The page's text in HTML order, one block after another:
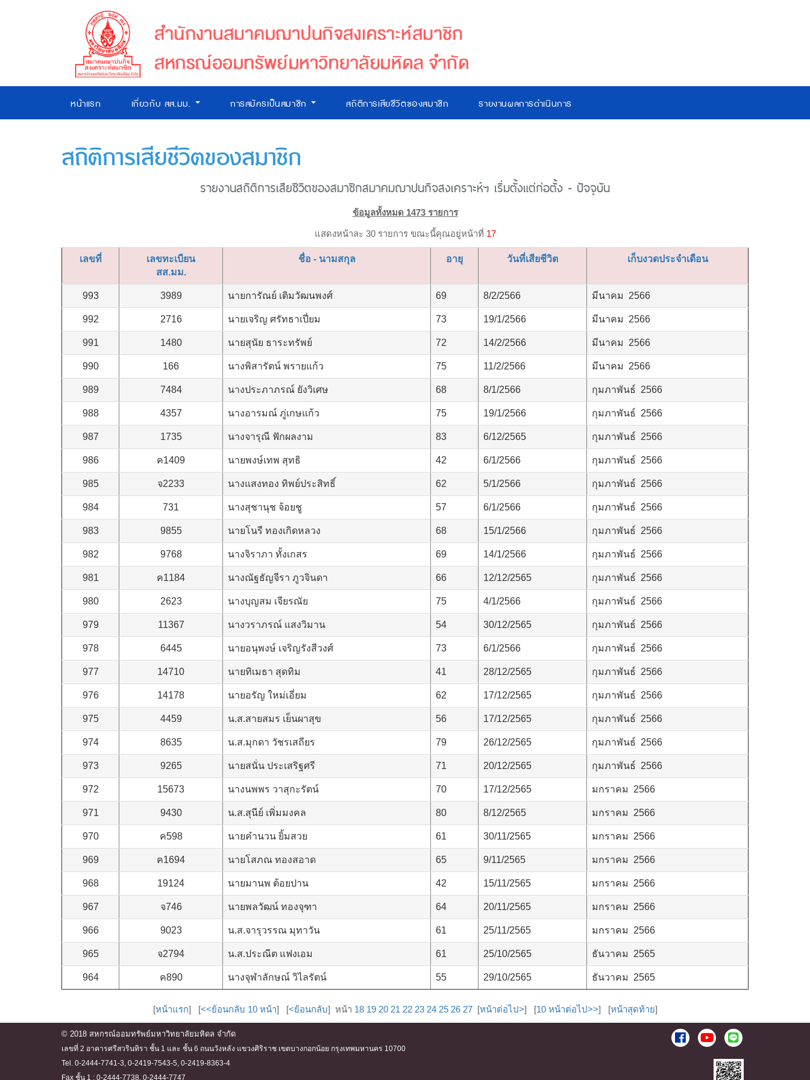
หน้าแรก เกี่ยวกับ สส.มม. การสมัครเป็นสมาชิก สถิติการเสียชีวิตของสมาชิก รายงานผลการดำเนินการ
สถิติการเสียชีวิตของสมาชิก
รายงานสถิติการเสียชีวิตของสมาชิกสมาคมฌาปนกิจสงเคราะห์ฯ เริ่มตั้งแต่ก่อตั้ง - ปัจจุบัน
ข้อมูลทั้งหมด 1473 รายการ
แสดงหน้าละ 30 รายการ ขณะนี้คุณอยู่หน้าที่ 17
เลขที่
เลขทะเบียน
สส.มม.
ชื่อ - นามสกุล อายุ วันที่เสียชีวิต เก็บงวดประจำเดือน
993 3989 นายการัณย์ เติมวัฒนพงศ์ 69 8/2/2566 มีนาคม 2566
992 2716 นายเจริญ ศรัทธาเปี่ยม 73 19/1/2566 มีนาคม 2566
991 1480 นายสุนัย ธาระทรัพย์ 72 14/2/2566 มีนาคม 2566
990 166 นางพิสารัตน์ พรายแก้ว 75 11/2/2566 มีนาคม 2566
989 7484 นางประภาภรณ์ ยังวิเศษ 68 8/1/2566 กุมภาพันธ์ 2566
988 4357 นางอารมณ์ ภู่เกษแก้ว 75 19/1/2566 กุมภาพันธ์ 2566
987 1735 นางจารุณี ฟักผลงาม 83 6/12/2565 กุมภาพันธ์ 2566
986 ค1409 นายพงษ์เทพ สุทธิ 42 6/1/2566 กุมภาพันธ์ 2566
985 จ2233 นางแสงทอง ทิพย์ประสิทธิ์ 62 5/1/2566 กุมภาพันธ์ 2566
984 731 นางสุชานุช จ้อยชู 57 6/1/2566 กุมภาพันธ์ 2566
983 9855 นายโนรี ทองเกิดหลวง 68 15/1/2566 กุมภาพันธ์ 2566
982 9768 นางจิราภา ทั้งเกสร 69 14/1/2566 กุมภาพันธ์ 2566
981 ค1184 นางณัฐธัญจีรา ภูวจินดา 66 12/12/2565 กุมภาพันธ์ 2566
980 2623 นางบุญสม เจียรณัย 75 4/1/2566 กุมภาพันธ์ 2566
979 11367 นางวราภรณ์ แสงวิมาน 54 30/12/2565 กุมภาพันธ์ 2566
978 6445 นายอนุพงษ์ เจริญรังสีวงศ์ 73 6/1/2566 กุมภาพันธ์ 2566
977 14710 นายทิเมธา สุดทิม 41 28/12/2565 กุมภาพันธ์ 2566
976 14178 นายอรัญ ใหม่เอี่ยม 62 17/12/2565 กุมภาพันธ์ 2566
975 4459 น.ส.สายสมร เย็นผาสุข 56 17/12/2565 กุมภาพันธ์ 2566
974 8635 น.ส.มุกดา วัชรเสถียร 79 26/12/2565 กุมภาพันธ์ 2566
973 9265 นายสนั่น ประเสริฐศรี 71 20/12/2565 กุมภาพันธ์ 2566
972 15673 นางนพพร วาสุกะรัตน์ 70 17/12/2565 มกราคม 2566
971 9430 น.ส.สุนีย์ เพิ่มมงคล 80 8/12/2565 มกราคม 2566
970 ค598 นายคำนวน ยิ้มสวย 61 30/11/2565 มกราคม 2566
969 ค1694 นายโสภณ ทองสอาด 65 9/11/2565 มกราคม 2566
968 19124 นายมานพ ต้อยปาน 42 15/11/2565 มกราคม 2566
967 จ746 นายพลวัฒน์ ทองจุฑา 64 20/11/2565 มกราคม 2566
966 9023 น.ส.จารุวรรณ มุทาวัน 61 25/11/2565 มกราคม 2566
965 จ2794 น.ส.ประณีต แฟงเอม 61 25/10/2565 ธันวาคม 2565
964 ค890 นางจุฬาลักษณ์ วิไลรัตน์ 55 29/10/2565 ธันวาคม 2565
[หน้าแรก] [<<ย้อนกลับ 10 หน้า] [<ย้อนกลับ] หน้า 18 19 20 21 22 23 24 25 26 27[หน้าต่อไป>] [10 หน้าต่อไป>>] [หน้าสุดท้าย]
© 2018 สหกรณ์ออมทรัพย์มหาวิทยาลัยมหิดล จำกัด
เลขที่ 2 อาคารศรีสวรินทิรา ชั้น 1 และ ชั้น 6 ถนนวังหลัง แขวงศิริราช เขตบางกอกน้อย กรุงเทพมหานคร 10700
Tel. 0-2444-7741-3, 0-2419-7543-5, 0-2419-8363-4
Fax ชั้น 1 : 0-2444-7738, 0-2444-7747